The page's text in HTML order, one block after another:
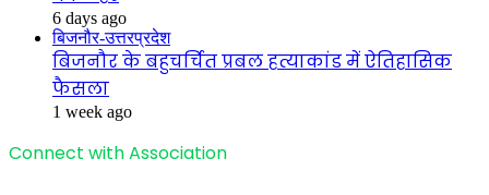
6 days ago
बिजनौर-उत्तरप्रदेश
बिजनौर के बहुचर्चित प्रबल हत्याकांड में ऐतिहासिक
फैसला
1 week ago
Connect with Association